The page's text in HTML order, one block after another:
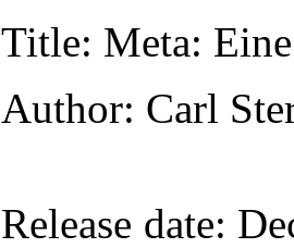
Title: Meta:
Author: Carl
Release date: